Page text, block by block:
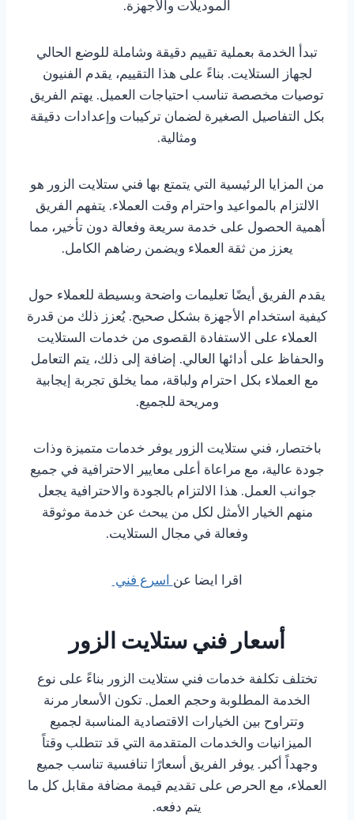
الموديلات والأجهزة.
تبدأ الخدمة بعملية تقييم دقيقة وشاملة للوضع الحالي
لجهاز الستلايت. بناءً على هذا التقييم، يقدم الفنيون
توصيات مخصصة تناسب احتياجات العميل. يهتم الفريق
بكل التفاصيل الصغيرة لضمان تركيبات وإعدادات دقيقة
ومثالية.
من المزايا الرئيسية التي يتمتع بها فني ستلايت الزور هو
الالتزام بالمواعيد واحترام وقت العملاء. يتفهم الفريق
أهمية الحصول على خدمة سريعة وفعالة دون تأخير، مما
يعزز من ثقة العملاء ويضمن رضاهم الكامل.
يقدم الفريق أيضًا تعليمات واضحة وبسيطة للعملاء حول
كيفية استخدام الأجهزة بشكل صحيح. يُعزز ذلك من قدرة
العملاء على الاستفادة القصوى من خدمات الستلايت
والحفاظ على أدائها العالي. إضافة إلى ذلك، يتم التعامل
مع العملاء بكل احترام ولباقة، مما يخلق تجربة إيجابية
ومريحة للجميع.
باختصار، فني ستلايت الزور يوفر خدمات متميزة وذات
جودة عالية، مع مراعاة أعلى معايير الاحترافية في جميع
جوانب العمل. هذا الالتزام بالجودة والاحترافية يجعل
منهم الخيار الأمثل لكل من يبحث عن خدمة موثوقة
وفعالة في مجال الستلايت.
اقرا ايضا عناسرع فني
أسعار فني ستلايت الزور
تختلف تكلفة خدمات فني ستلايت الزور بناءً على نوع
الخدمة المطلوبة وحجم العمل. تكون الأسعار مرنة
وتتراوح بين الخيارات الاقتصادية المناسبة لجميع
الميزانيات والخدمات المتقدمة التي قد تتطلب وقتاً
وجهداً أكبر. يوفر الفريق أسعارًا تنافسية تناسب جميع
العملاء، مع الحرص على تقديم قيمة مضافة مقابل كل ما
يتم دفعه.